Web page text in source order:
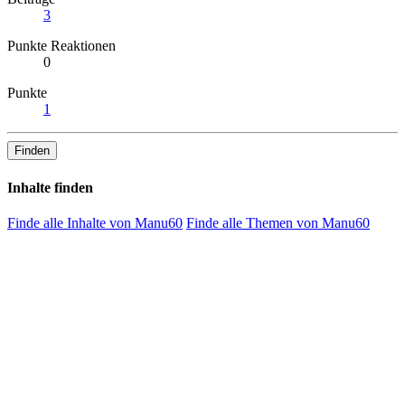
3
Punkte Reaktionen
0
Punkte
1
Finden
Inhalte finden
Finde alle Inhalte von Manu60 Finde alle Themen von Manu60